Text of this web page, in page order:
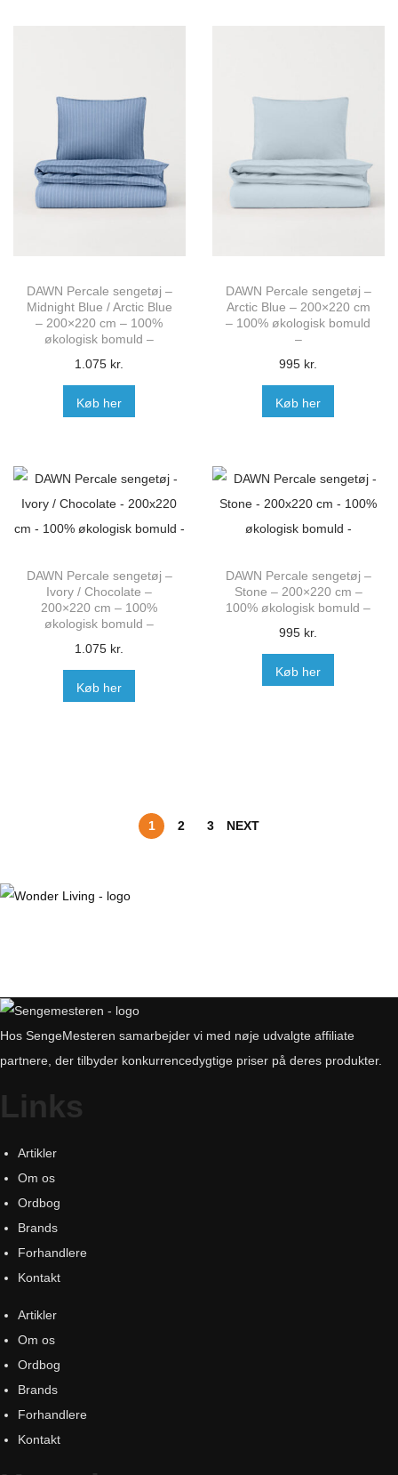
DAWN Percale sengetøj –
Midnight Blue / Arctic Blue
– 200×220 cm – 100%
økologisk bomuld –
1.075 kr.
Køb her
DAWN Percale sengetøj –
Arctic Blue – 200×220 cm
– 100% økologisk bomuld
–
995 kr.
Køb her
DAWN Percale sengetøj –
Ivory / Chocolate –
200×220 cm – 100%
økologisk bomuld –
1.075 kr.
Køb her
DAWN Percale sengetøj –
Stone – 200×220 cm –
100% økologisk bomuld –
995 kr.
Køb her
1 2 3 NEXT
Hos SengeMesteren samarbejder vi med nøje udvalgte affiliate
partnere, der tilbyder konkurrencedygtige priser på deres produkter.
Links
Artikler
Om os
Ordbog
Brands
Forhandlere
Kontakt
Artikler
Om os
Ordbog
Brands
Forhandlere
Kontakt